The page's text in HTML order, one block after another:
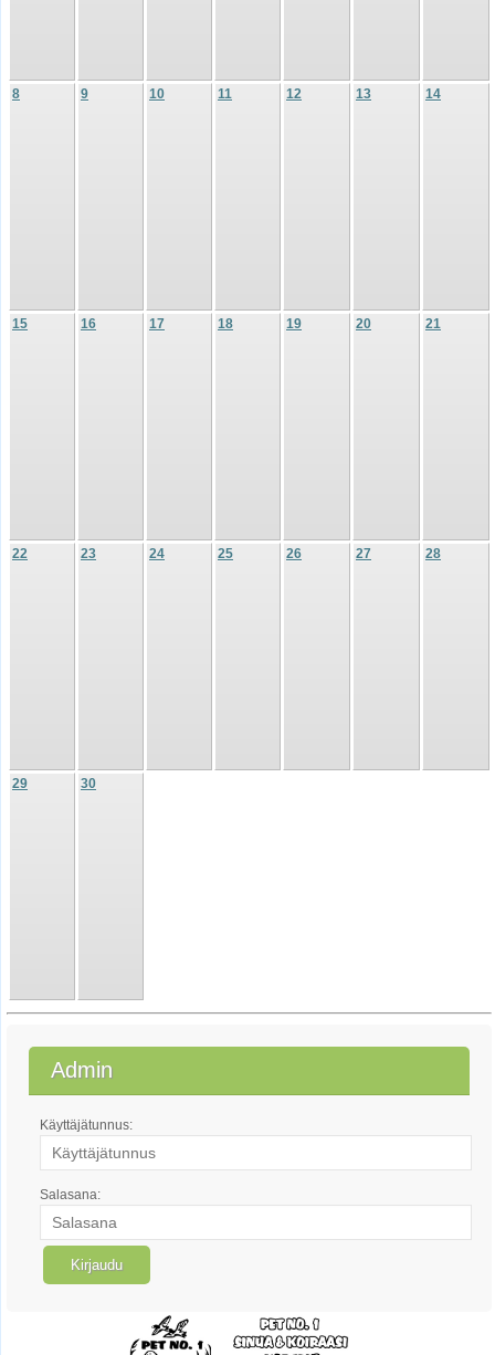
8 9 10 11 12 13 14
15 16 17 18 19 20 21
22 23 24 25 26 27 28
29 30
Admin
Käyttäjätunnus:
Salasana: